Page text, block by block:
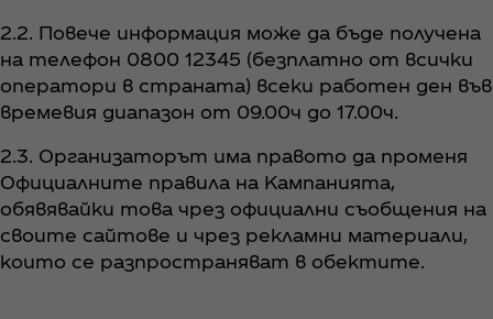
2.2. Повече информация може да бъде получена
на телефон 0800 12345 (безплатно от всички
оператори в страната) всеки работен ден във
времевия диапазон от 09.00ч до 17.00ч.
2.3. Организаторът има правото да променя
Официалните правила на Кампанията,
обявявайки това чрез официални съобщения на
своите сайтове и чрез рекламни материали,
които се разпространяват в обектите.